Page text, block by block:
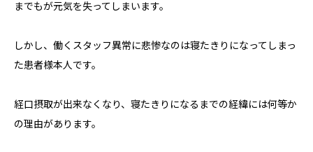
までもが元気を失ってしまいます。
しかし、働くスタッフ異常に悲惨なのは寝たきりになってしまっ
た患者様本人です。
経口摂取が出来なくなり、寝たきりになるまでの経緯には何等か
の理由があります。